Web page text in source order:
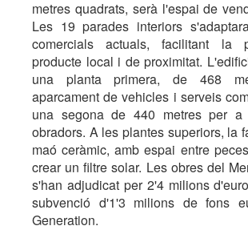
metres quadrats, serà l'espai de
Les 19 parades interiors
comercials actuals, facilitant la
producte local i de proximitat.
una planta primera, de 468
aparcament de vehicles i serveis
una segona de 440 metres per a
obradors. A les plantes superiors, la
maó ceràmic, amb espai entre
crear un filtre solar. Les obres del
s'han adjudicat per 2'4 milions
subvenció d'1'3 milions de fons
Generation.